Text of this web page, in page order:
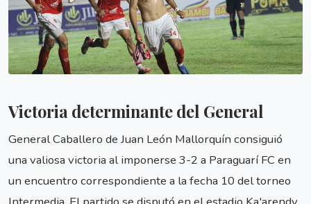
Victoria determinante del General
General Caballero de Juan León Mallorquín consiguió
una valiosa victoria al imponerse 3-2 a Paraguarí FC en
un encuentro correspondiente a la fecha 10 del torneo